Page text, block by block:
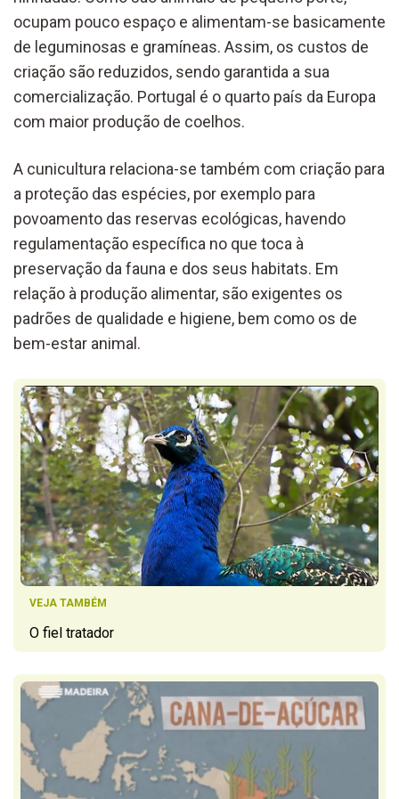
ocupam pouco espaço e alimentam-se basicamente
de leguminosas e gramíneas. Assim, os custos de
criação são reduzidos, sendo garantida a sua
comercialização. Portugal é o quarto país da Europa
com maior produção de coelhos.
A cunicultura relaciona-se também com criação para
a proteção das espécies, por exemplo para
povoamento das reservas ecológicas, havendo
regulamentação específica no que toca à
preservação da fauna e dos seus habitats. Em
relação à produção alimentar, são exigentes os
padrões de qualidade e higiene, bem como os de
bem-estar animal.
VEJA TAMBÉM
O fiel tratador